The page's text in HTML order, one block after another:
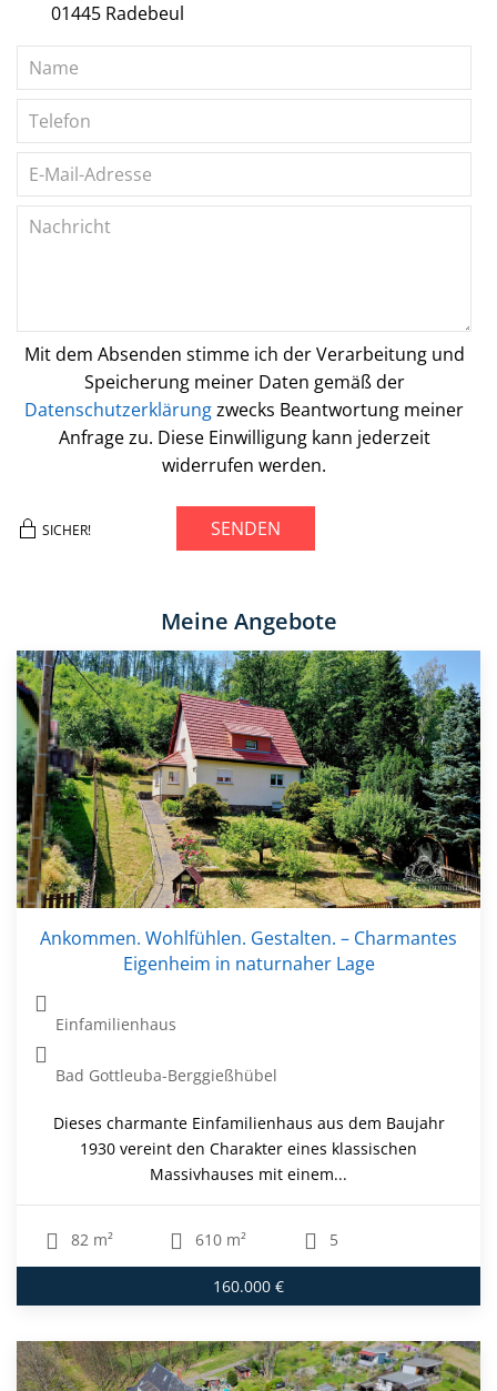
01445 Radebeul
Mit dem Absenden stimme ich der Verarbeitung und
Speicherung meiner Daten gemäß der
Datenschutzerklärungzwecks Beantwortung meiner
Anfrage zu. Diese Einwilligung kann jederzeit
widerrufen werden.
SICHER! SENDEN
Meine Angebote
Ankommen. Wohlfühlen. Gestalten. – Charmantes
Eigenheim in naturnaher Lage
Einfamilienhaus
Bad Gottleuba-Berggießhübel
Dieses charmante Einfamilienhaus aus dem Baujahr
1930 vereint den Charakter eines klassischen
Massivhauses mit einem...
82 m² 610 m² 5
160.000 €